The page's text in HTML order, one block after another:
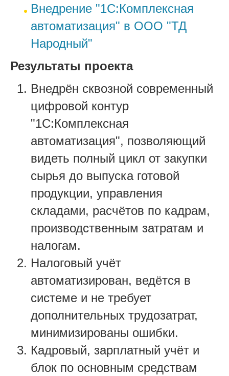
Внедрение "1С:Комплексная
автоматизация" в ООО "ТД
Народный"
Результаты проекта
Внедрён сквозной современный
цифровой контур
"1С:Комплексная
автоматизация", позволяющий
видеть полный цикл от закупки
сырья до выпуска готовой
продукции, управления
складами, расчётов по кадрам,
производственным затратам и
налогам.
Налоговый учёт
автоматизирован, ведётся в
системе и не требует
дополнительных трудозатрат,
минимизированы ошибки.
Кадровый, зарплатный учёт и
блок по основным средствам